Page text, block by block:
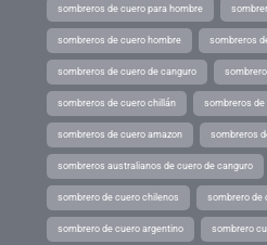
sombreros de cuero para hombre
sombreros de cuero hombre sombreros
sombreros de cuero de canguro
sombreros de cuero chillán sombreros de
sombreros de cuero amazon sombreros
sombreros australianos de cuero de canguro
sombrero de cuero chilenos sombrero de
sombrero de cuero argentino sombrero